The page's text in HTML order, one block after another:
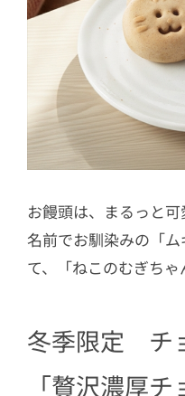
お饅頭は、まるっと
名前でお馴染みの「
て、「ねこのむぎちゃ
冬季限定 チ
「贅沢濃厚チ